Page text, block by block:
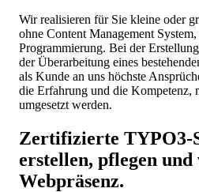
Wir realisieren für Sie kleine oder
ohne Content Management
Programmierung. Bei der
der Überarbeitung eines
als Kunde an uns höchste
die Erfahrung und die Kompetenz,
umgesetzt werden.
Zertifizierte TYPO3-
erstellen, pflegen
Webpräsenz.